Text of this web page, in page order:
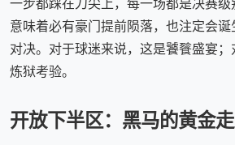
意味着必有豪门提前陨落，也注定会
对决。对于球迷来说，这是饕餮盛宴
炼狱考验。
开放下半区：黑马的黄金